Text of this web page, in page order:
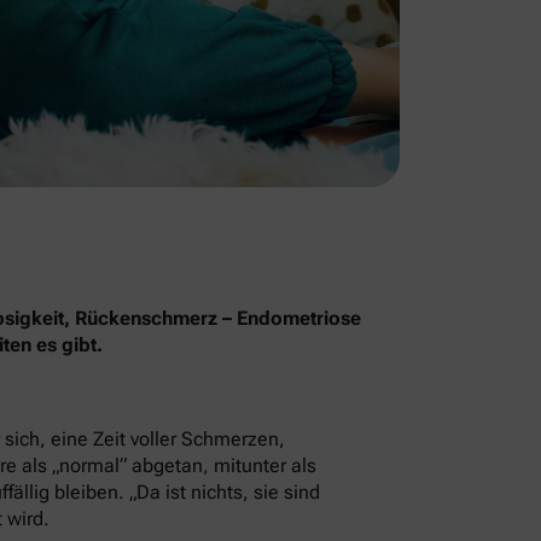
Rückenschmerz – Endometriose
es gibt.
eine Zeit voller Schmerzen,
als „normal“ abgetan, mitunter als
bleiben. „Da ist nichts, sie sind
wird.